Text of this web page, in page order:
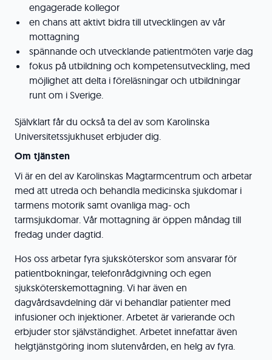
engagerade kollegor
en chans att aktivt bidra till utvecklingen av vår
mottagning
spännande och utvecklande patientmöten varje dag
fokus på utbildning och kompetensutveckling, med
möjlighet att delta i föreläsningar och utbildningar
runt om i Sverige.
Självklart får du också ta del av som Karolinska
Universitetssjukhuset erbjuder dig.
Om tjänsten
Vi är en del av Karolinskas Magtarmcentrum och arbetar
med att utreda och behandla medicinska sjukdomar i
tarmens motorik samt ovanliga mag- och
tarmsjukdomar. Vår mottagning är öppen måndag till
fredag under dagtid.
Hos oss arbetar fyra sjuksköterskor som ansvarar för
patientbokningar, telefonrådgivning och egen
sjuksköterskemottagning. Vi har även en
dagvårdsavdelning där vi behandlar patienter med
infusioner och injektioner. Arbetet är varierande och
erbjuder stor självständighet. Arbetet innefattar även
helgtjänstgöring inom slutenvården, en helg av fyra.